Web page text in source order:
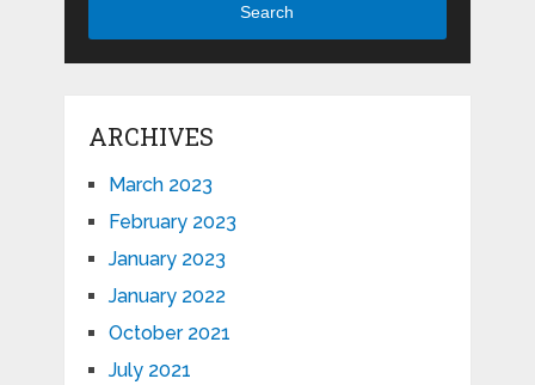
Search
ARCHIVES
March 2023
February 2023
January 2023
January 2022
October 2021
July 2021